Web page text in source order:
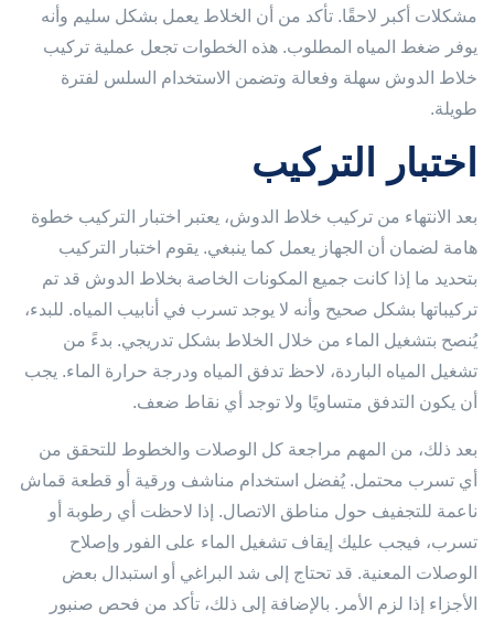
مشكلات أكبر لاحقًا. تأكد من أن الخلاط يعمل بشكل سليم وأنه
يوفر ضغط المياه المطلوب. هذه الخطوات تجعل عملية تركيب
خلاط الدوش سهلة وفعالة وتضمن الاستخدام السلس لفترة
طويلة.
اختبار التركيب
بعد الانتهاء من تركيب خلاط الدوش، يعتبر اختبار التركيب خطوة
هامة لضمان أن الجهاز يعمل كما ينبغي. يقوم اختبار التركيب
بتحديد ما إذا كانت جميع المكونات الخاصة بخلاط الدوش قد تم
تركيباتها بشكل صحيح وأنه لا يوجد تسرب في أنابيب المياه. للبدء،
يُنصح بتشغيل الماء من خلال الخلاط بشكل تدريجي. بدءً من
تشغيل المياه الباردة، لاحظ تدفق المياه ودرجة حرارة الماء. يجب
أن يكون التدفق متساويًا ولا توجد أي نقاط ضعف.
بعد ذلك، من المهم مراجعة کل الوصلات والخطوط للتحقق من
أي تسرب محتمل. يُفضل استخدام مناشف ورقية أو قطعة قماش
ناعمة للتجفيف حول مناطق الاتصال. إذا لاحظت أي رطوبة أو
تسرب، فيجب عليك إيقاف تشغيل الماء على الفور وإصلاح
الوصلات المعنية. قد تحتاج إلى شد البراغي أو استبدال بعض
الأجزاء إذا لزم الأمر. بالإضافة إلى ذلك، تأكد من فحص صنبور